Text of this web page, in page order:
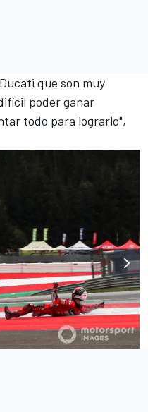
que son muy
poder ganar
todo para lograrlo",